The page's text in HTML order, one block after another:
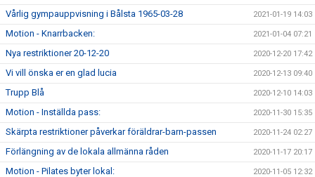
Vårlig gympauppvisning i Bålsta 1965-03-28 2021-01-19 14:03
Motion - Knarrbacken: 2021-01-04 07:21
Nya restriktioner 20-12-20 2020-12-20 17:42
Vi vill önska er en glad lucia 2020-12-13 09:40
Trupp Blå 2020-12-10 14:03
Motion - Inställda pass: 2020-11-30 15:35
Skärpta restriktioner påverkar föräldrar-barn-passen 2020-11-24 02:27
Förlängning av de lokala allmänna råden 2020-11-17 20:17
Motion - Pilates byter lokal: 2020-11-05 12:32